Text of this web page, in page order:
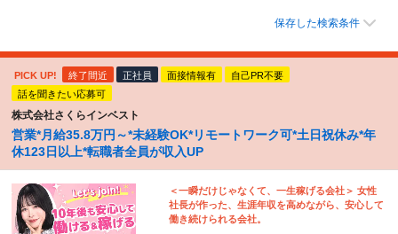
保存した検索条件
PICK UP! 終了間近 正社員 面接情報有
自己PR不要
話を聞きたい応募可
株式会社さくらインベスト
営業*月給35.8万円～*未経験OK*リモートワーク可*土日祝休み*年
休123日以上*転職者全員が収入UP
＜一瞬だけじゃなくて、一生稼げる会社＞ 女性
社長が作った、生涯年収を高めながら、安心して
働き続けられる会社。